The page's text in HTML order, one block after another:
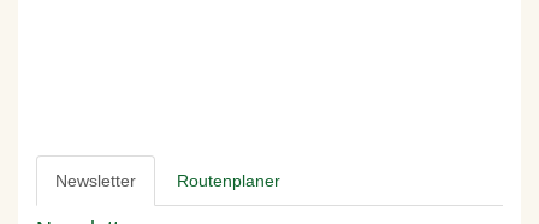
Newsletter Routenplaner